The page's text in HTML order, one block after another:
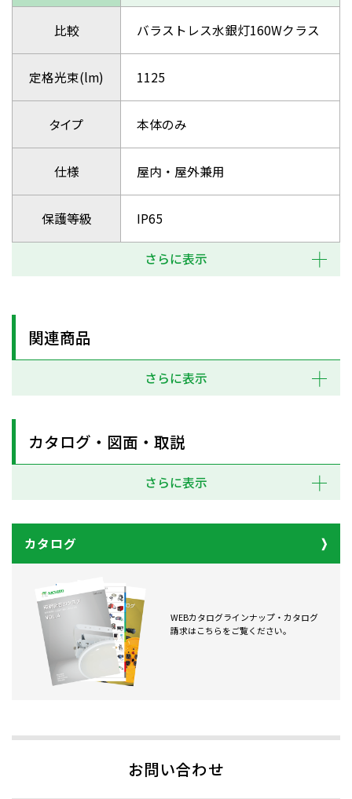
比較 バラストレス水銀灯160Wクラス
定格光束(lm) 1125
タイプ 本体のみ
仕様 屋内・屋外兼用
保護等級 IP65
さらに表示
関連商品
さらに表示
カタログ・図面・取説
さらに表示
カタログ
WEBカタログラインナップ・カタログ
請求はこちらをご覧ください。
お問い合わせ